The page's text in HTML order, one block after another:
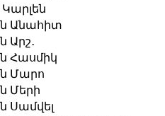
Անահիտ
Արշ․
Հասմիկ
Մարո
Մերի
Սամվել